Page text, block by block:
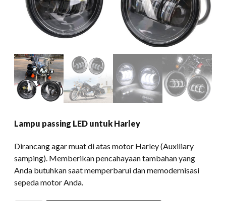
Lampu passing LED untuk Harley
Dirancang agar muat di atas motor Harley (Auxiliary
samping). Memberikan pencahayaan tambahan yang
Anda butuhkan saat memperbarui dan memodernisasi
sepeda motor Anda.